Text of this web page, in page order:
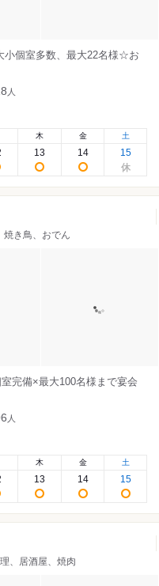
小個室多数、最大22名様☆お
人
木
13
金
14
土
15
焼き鳥、おでん
完備×最大100名様まで宴会
人
木
13
金
14
土
15
、居酒屋、焼肉